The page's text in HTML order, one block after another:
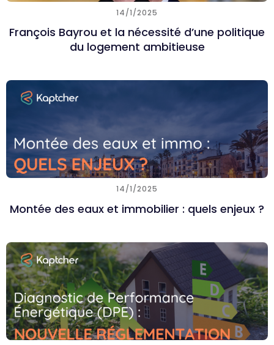
14/1/2025
François Bayrou et la nécessité d’une politique
du logement ambitieuse
14/1/2025
Montée des eaux et immobilier : quels enjeux ?